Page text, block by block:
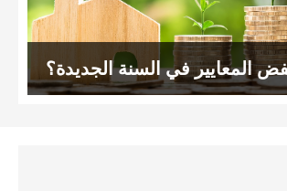
المعايير في السنة الجديدة؟